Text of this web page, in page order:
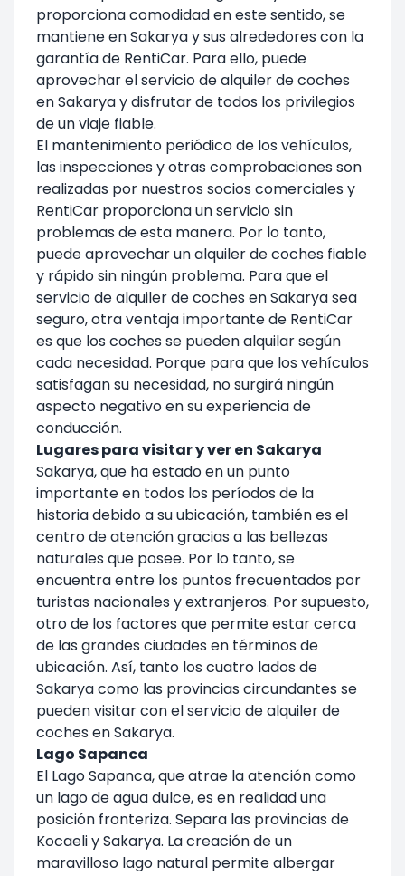
proporciona comodidad en este sentido, se
mantiene en Sakarya y sus alrededores con la
garantía de RentiCar. Para ello, puede
aprovechar el servicio de alquiler de coches
en Sakarya y disfrutar de todos los privilegios
de un viaje fiable.
El mantenimiento periódico de los vehículos,
las inspecciones y otras comprobaciones son
realizadas por nuestros socios comerciales y
RentiCar proporciona un servicio sin
problemas de esta manera. Por lo tanto,
puede aprovechar un alquiler de coches fiable
y rápido sin ningún problema. Para que el
servicio de alquiler de coches en Sakarya sea
seguro, otra ventaja importante de RentiCar
es que los coches se pueden alquilar según
cada necesidad. Porque para que los vehículos
satisfagan su necesidad, no surgirá ningún
aspecto negativo en su experiencia de
conducción.
Lugares para visitar y ver en Sakarya
Sakarya, que ha estado en un punto
importante en todos los períodos de la
historia debido a su ubicación, también es el
centro de atención gracias a las bellezas
naturales que posee. Por lo tanto, se
encuentra entre los puntos frecuentados por
turistas nacionales y extranjeros. Por supuesto,
otro de los factores que permite estar cerca
de las grandes ciudades en términos de
ubicación. Así, tanto los cuatro lados de
Sakarya como las provincias circundantes se
pueden visitar con el servicio de alquiler de
coches en Sakarya.
Lago Sapanca
El Lago Sapanca, que atrae la atención como
un lago de agua dulce, es en realidad una
posición fronteriza. Separa las provincias de
Kocaeli y Sakarya. La creación de un
maravilloso lago natural permite albergar